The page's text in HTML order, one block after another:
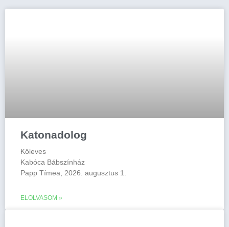
Katonadolog
Kőleves
Kabóca Bábszínház
Papp Tímea, 2026. augusztus 1.
ELOLVASOM »